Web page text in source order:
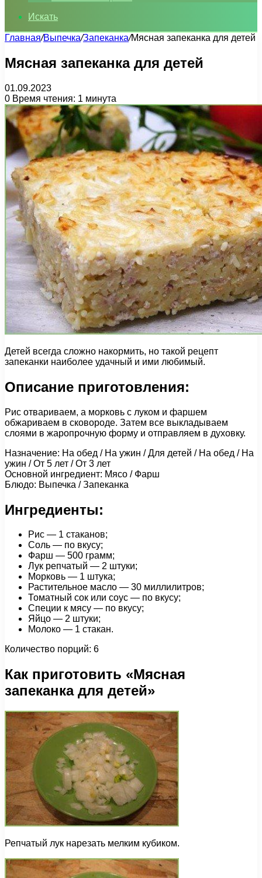
Искать
Главная/Выпечка/Запеканка/Мясная запеканка для детей
Мясная запеканка для детей
01.09.2023
0 Время чтения: 1 минута
Детей всегда сложно накормить, но такой рецепт
запеканки наиболее удачный и ими любимый.
Описание приготовления:
Рис отвариваем, а морковь с луком и фаршем
обжариваем в сковороде. Затем все выкладываем
слоями в жаропрочную форму и отправляем в духовку.
Назначение: На обед / На ужин / Для детей / На обед / На
ужин / От 5 лет / От 3 лет
Основной ингредиент: Мясо / Фарш
Блюдо: Выпечка / Запеканка
Ингредиенты:
Рис — 1 стаканов;
Соль — по вкусу;
Фарш — 500 грамм;
Лук репчатый — 2 штуки;
Морковь — 1 штука;
Растительное масло — 30 миллилитров;
Томатный сок или соус — по вкусу;
Специи к мясу — по вкусу;
Яйцо — 2 штуки;
Молоко — 1 стакан.
Количество порций: 6
Как приготовить «Мясная
запеканка для детей»
Репчатый лук нарезать мелким кубиком.